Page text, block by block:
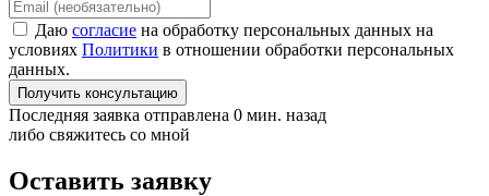
Даю согласие на обработку персональных данных на
условиях Политики в отношении обработки персональных
данных.
Получить консультацию
Последняя заявка отправлена 0 мин. назад
либо свяжитесь со мной
Оставить заявку